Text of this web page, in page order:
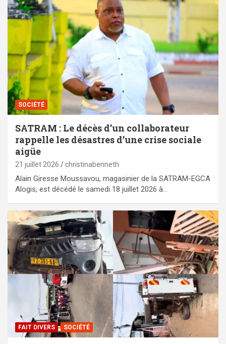
SOCIÉTÉ
SATRAM : Le décès d’un collaborateur
rappelle les désastres d’une crise sociale
aigüe
21 juillet 2026 christinabenneth
Alain Giresse Moussavou, magasinier de la SATRAM-EGCA
Alogis, est décédé le samedi 18 juillet 2026 à…
FAIT DIVERS SOCIÉTÉ